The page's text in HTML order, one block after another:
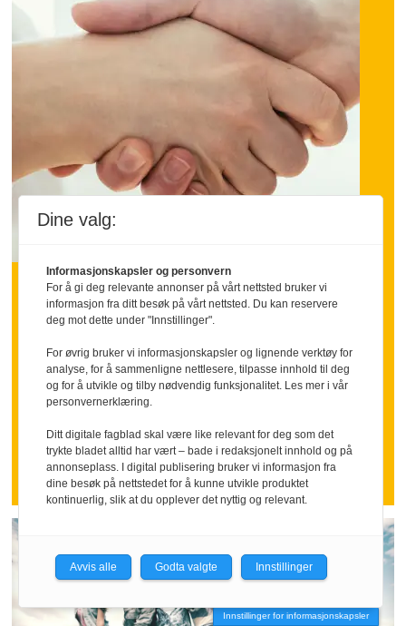
Hva om vi sa takk litt
oftere
Mange ansatte går inn i ferien med
følelsen av å ha stått i høyt tempo over
tid.
Nettopp da kan en tydelig takk bety
mer enn mange ledere tror.
Innstillinger for informasjonskapsler
Dine valg:
Informasjonskapsler og personvern
For å gi deg relevante annonser på vårt nettsted bruker vi
informasjon fra ditt besøk på vårt nettsted. Du kan reservere
deg mot dette under "Innstillinger".
For øvrig bruker vi informasjonskapsler og lignende verktøy for
analyse, for å sammenligne nettlesere, tilpasse innhold til deg
og for å utvikle og tilby nødvendig funksjonalitet. Les mer i vår
personvernerklæring.
Ditt digitale fagblad skal være like relevant for deg som det
trykte bladet alltid har vært – bade i redaksjonelt innhold og på
annonseplass. I digital publisering bruker vi informasjon fra
dine besøk på nettstedet for å kunne utvikle produktet
kontinuerlig, slik at du opplever det nyttig og relevant.
Avvis alle Godta valgte Innstillinger